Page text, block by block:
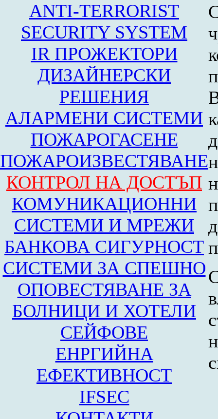
ANTI-TERRORIST
SECURITY SYSTEM
IR ПРОЖЕКТОРИ
ДИЗАЙНЕРСКИ
РЕШЕНИЯ
АЛАРМЕНИ СИСТЕМИ
ПОЖАРОГАСЕНЕ
ПОЖАРОИЗВЕСТЯВАНЕ
КОНТРОЛ НА ДОСТЪП
КОМУНИКАЦИОННИ
СИСТЕМИ И МРЕЖИ
БАНКОВА СИГУРНОСТ
СИСТЕМИ ЗА СПЕШНО
ОПОВЕСТЯВАНЕ ЗА
БОЛНИЦИ И ХОТЕЛИ
СЕЙФОВЕ
ЕНРГИЙНА
ЕФЕКТИВНОСТ
IFSEC